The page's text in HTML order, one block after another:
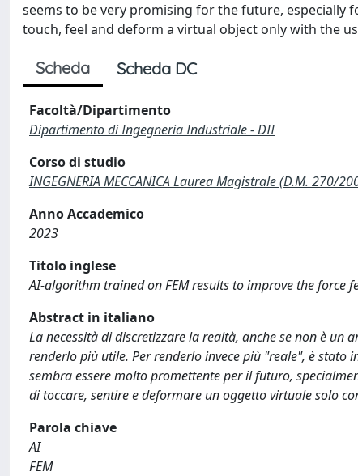
seems to be very promising for the future, especially
touch, feel and deform a virtual object only with the
Scheda Scheda DC
Facoltà/Dipartimento
Dipartimento di Ingegneria Industriale - DII
Corso di studio
INGEGNERIA MECCANICA Laurea Magistrale (D.M. 270/
Anno Accademico
2023
Titolo inglese
AI-algorithm trained on FEM results to improve the force
Abstract in italiano
La necessità di discretizzare la realtà, anche se non è
renderlo più utile. Per renderlo invece più "reale", è
sembra essere molto promettente per il futuro,
di toccare, sentire e deformare un oggetto virtuale solo
Parola chiave
AI
FEM